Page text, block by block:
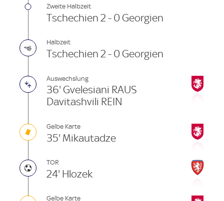
Zweite Halbzeit
Tschechien 2 - 0 Georgien
Halbzeit
Tschechien 2 - 0 Georgien
Auswechslung
36' Gvelesiani RAUS
Davitashvili REIN
Gelbe Karte
35' Mikautadze
TOR
24' Hlozek
Gelbe Karte